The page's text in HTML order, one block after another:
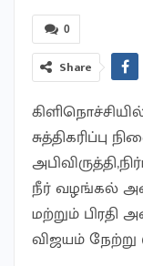
0
Share
சுத்திகரிப்பு
நீர் வழங்கல்
மற்றும் பிரதி
விஜயம் நேற்று